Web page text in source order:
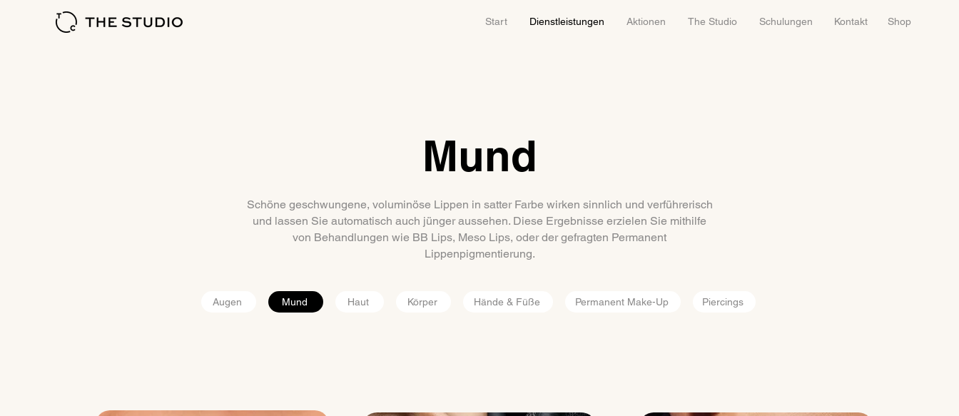
Start Dienstleistungen Aktionen The Studio Schulungen Kontakt Shop
Mund
Schöne geschwungene, voluminöse Lippen in satter Farbe wirken sinnlich und verführerisch
und lassen Sie automatisch auch jünger aussehen. Diese Ergebnisse erzielen Sie mithilfe
von Behandlungen wie BB Lips, Meso Lips, oder der gefragten Permanent
Lippenpigmentierung.
Augen Mund Haut Körper Hände & Füße Permanent Make-Up Piercings